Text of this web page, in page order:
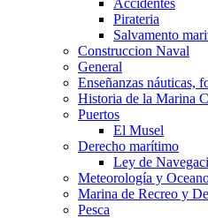
Pirateria
Salvamento
Construccion Naval
General
Enseñanzas náuticas,
Historia de la Marina
Puertos
El Musel
Derecho marítimo
Ley de
Meteorología y
Marina de Recreo y
Pesca